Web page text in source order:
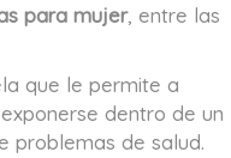
para mujer, entre las
que le permite a
dentro de un
problemas de salud.